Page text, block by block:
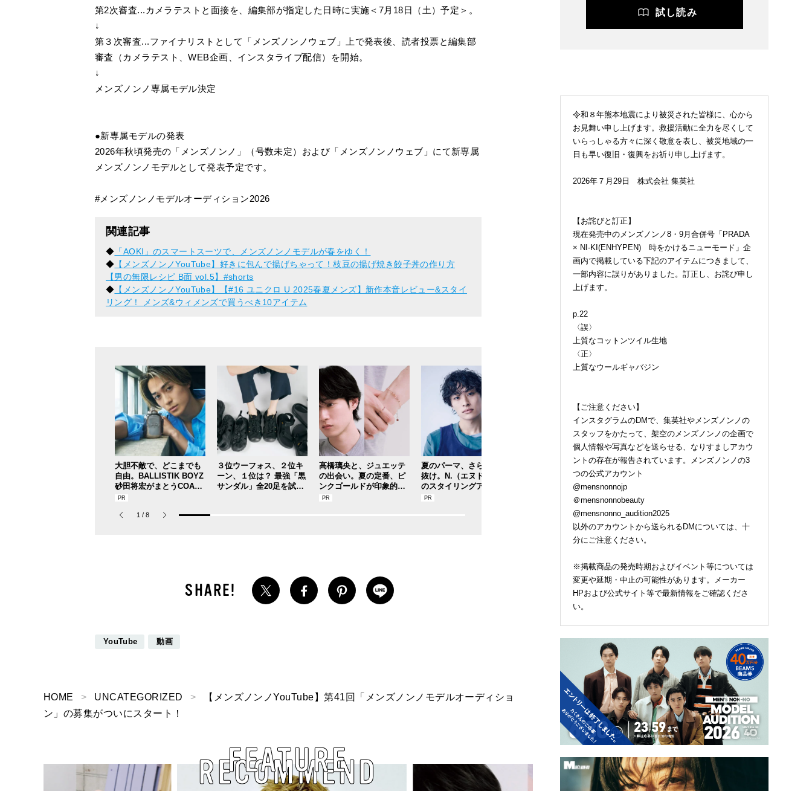
第2次審査...カメラテストと面接を、編集部が指定した日時に実施＜7月18日（土）予定＞。
↓
第３次審査...ファイナリストとして「メンズノンノウェブ」上で発表後、読者投票と編集部
審査（カメラテスト、WEB企画、インスタライブ配信）を開始。
↓
メンズノンノ専属モデル決定
●新専属モデルの発表
2026年秋頃発売の「メンズノンノ」（号数未定）および「メンズノンノウェブ」にて新専属
メンズノンノモデルとして発表予定です。
#メンズノンノモデルオーディション2026
関連記事
◆ 「AOKI」のスマートスーツで、メンズノンノモデルが春をゆく！
◆ 【メンズノンノYouTube】好きに包んで揚げちゃって！枝豆の揚げ焼き餃子丼の作り方
【男の無限レシピ B面 vol.5】#shorts
◆ 【メンズノンノYouTube】【#16 ユニクロ U 2025春夏メンズ】新作本音レビュー&スタイ
リング！ メンズ&ウィメンズで買うべき10アイテム
大胆不敵で、どこまでも
自由。BALLISTIK BOYZ
砂田将宏がまとうCOACH
の新作フレグランス「コ
パルファム」
３位ウーフォス、２位キ
ーン、１位は？ 最強「黒
サンダル」全20足を試着
高橋璃央と、ジュエッテ
の出会い。夏の定番、ピ
ンクゴールドが印象的な“
SUMMER PINK”［meets
夏のパーマ、さらにあか
抜け。N.（エヌドット）
のスタイリングアイテム
で作る旬ヘアのテクニッ
この良さは“愛犬家”にし
かわからない。「モンベ
ル」のお散歩バッグが便
利すぎて、ついつい語り
ロエベの新しい世界へよ
うこそ。大胆なコントラ
ストとレイヤードの先に
。装う喜び、明るいスピ
リット
みなとみらいでアメリ
30日（日）まで】
1 / 8
YouTube 動画
HOME UNCATEGORIZED
【メンズノンノYouTube】第41回「メンズノンノモデルオーディショ
ン」の募集がついにスタート！
RECOMMEND
FEATURE
試し読み
令和８年熊本地震により被災された皆様に、心から
お見舞い申し上げます。救援活動に全力を尽くして
いらっしゃる方々に深く敬意を表し、被災地域の一
日も早い復旧・復興をお祈り申し上げます。
2026年７月29日 株式会社 集英社
【お詫びと訂正】
現在発売中のメンズノンノ8・9月合併号「PRADA
× NI-KI(ENHYPEN) 時をかけるニューモード」企
画内で掲載している下記のアイテムにつきまして、
一部内容に誤りがありました。訂正し、お詫び申し
上げます。
p.22
〈誤〉
上質なコットンツイル生地
〈正〉
上質なウールギャバジン
【ご注意ください】
インスタグラムのDMで、集英社やメンズノンノの
スタッフをかたって、架空のメンズノンノの企画で
個人情報や写真などを送らせる、なりすましアカウ
ントの存在が報告されています。メンズノンノの3
つの公式アカウント
@mensnonnojp
＠mensnonnobeauty
@mensnonno_audition2025
以外のアカウントから送られるDMについては、十
分にご注意ください。
※掲載商品の発売時期およびイベント等については
変更や延期・中止の可能性があります。メーカー
HPおよび公式サイト等で最新情報をご確認くださ
い。